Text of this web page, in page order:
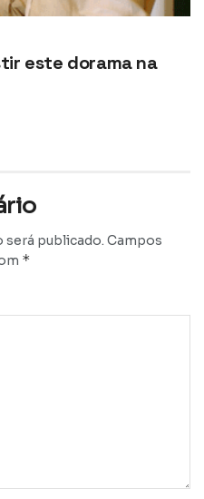
este dorama na
será publicado. Campos
*